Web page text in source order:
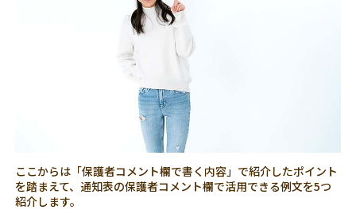
ここからは「保護者コメント欄で書く内容」で紹介したポイント
を踏まえて、通知表の保護者コメント欄で活用できる例文を5つ
紹介します。